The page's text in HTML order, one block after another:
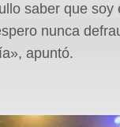
saber que soy
nunca
apuntó.